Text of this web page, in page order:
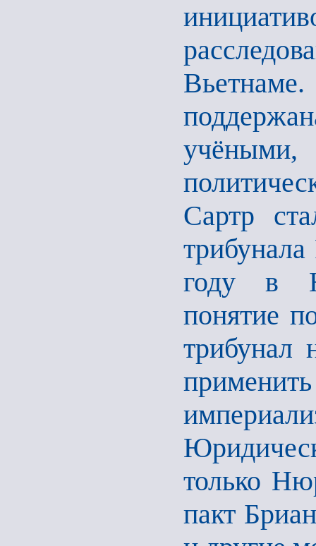
Сартр
году в
понятие
трибунал
только
пакт